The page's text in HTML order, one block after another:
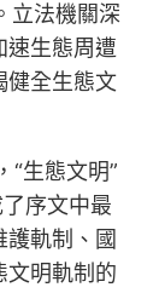
立法機關深
速生態周遭
健全生態文
“生態文明”
序文中最
軌制、國
文明軌制的